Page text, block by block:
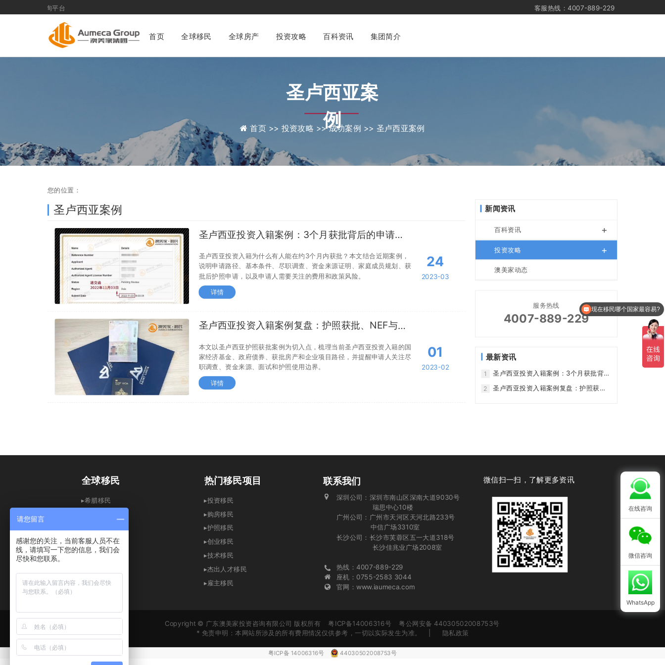
圣卢西亚案例
首页 全球移民 全球房产 投资攻略 百科资讯 集团简介
客服热线：4007-889-229
份配置咨询平台
圣卢西亚案
例
首页 >> 投资攻略 >>成功案例 >> 圣卢西亚案例
您的位置：
圣卢西亚案例
圣卢西亚投资入籍案例：3个月获批背后的申请条
圣卢西亚投资入籍为什么有人能在约3个月内获批？本文结合近期案例，
说明申请路径、基本条件、尽职调查、资金来源证明、家庭成员规划、获
批后护照申请，以及申请人需要关注的费用和政策风险。
详情
24
2023-03
圣卢西亚投资入籍案例复盘：护照获批、NEF与尽
本文以圣卢西亚护照获批案例为切入点，梳理当前圣卢西亚投资入籍的国
家经济基金、政府债券、获批房产和企业项目路径，并提醒申请人关注尽
职调查、资金来源、面试和护照使用边界。
详情
01
2023-02
新闻资讯
百科资讯 +
投资攻略 +
澳美家动态
服务热线
4007-889-229
最新资讯
1
圣卢西亚投资入籍案例：3个月获批背后
的申请条件与风险
2 圣卢西亚投资入籍案例复盘：护照获
Copyright © 广东澳美家投资咨询有限公司 版权所有 粤ICP备14006316号 粤公网安备 44030502008753号
* 免责申明：本网站所涉及的所有费用情况仅供参考，一切以实际发生为准。
* 免责申明：本网站所涉及的所有费用情况仅供参考，一切以实际发生为准。
* 免责申明：本网站所涉及的所有费用情况仅供参考，一切以实际发生为准。
| 隐私政策
联系我们 微信扫一扫，了解更多资讯
▸投资移民
▸购房移民
▸护照移民
▸创业移民
▸技术移民
▸杰出人才移民
▸雇主移民
▸希腊移民
▸英国移民
▸澳洲移民
▸新加坡移民
深圳公司：深圳市南山区深南大道9030号
瑞思中心10楼
广州公司：广州市天河区天河北路233号
中信广场3310室
长沙公司：长沙市芙蓉区五一大道318号
长沙佳兆业广场2008室
热线：4007-889-229
座机：0755-2583 3044
官网：www.iaumeca.com
热门移民项目
全球移民
粤ICP备 14006316号 44030502008753号
在线咨询
微信咨询
WhatsApp
现在移民哪个国家最容易?
请您留言
感谢您的关注，当前客服人员不在
线，请填写一下您的信息，我们会
尽快和您联系。